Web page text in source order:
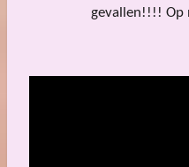
gevallen!!!! Op